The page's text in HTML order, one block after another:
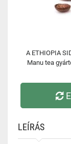
A ETHIOPIA
Manu tea
LEÍRÁS